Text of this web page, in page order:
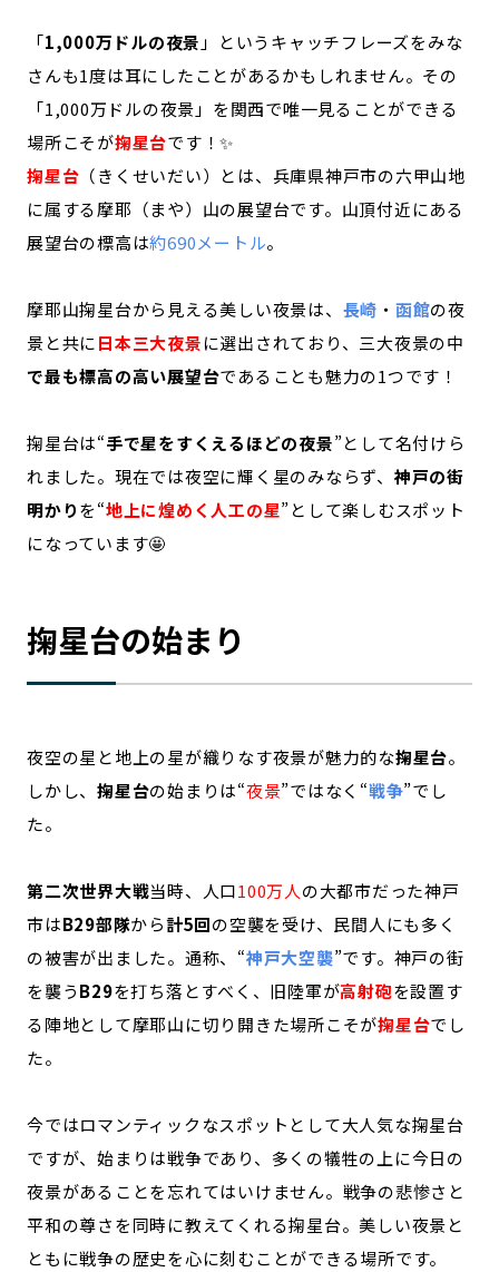
「1,000万ドルの夜景 」というキャッチフレーズをみな
さんも1度は耳にしたことがあるかもしれません。その
「1,000万ドルの夜景」を関西で唯一見ることができる
場所こそが掬星台です！✨
掬星台 （きくせいだい）とは、兵庫県神戸市の六甲山地
に属する摩耶（まや）山の展望台です。山頂付近にある
展望台の標高は約690メートル。
摩耶山掬星台から見える美しい夜景は、 長崎 ・ 函館の夜
景と共に日本三大夜景に選出されており、三大夜景の中
で最も標高の高い展望台であることも魅力の1つです！
掬星台は“手で星をすくえるほどの夜景”として名付けら
れました。現在では夜空に輝く星のみならず、 神戸の街
明かりを“地上に煌めく人工の星”として楽しむスポット
になっています🤩
掬星台の始まり
夜空の星と地上の星が織りなす夜景が魅力的な掬星台。
しかし、 掬星台の始まりは“夜景”ではなく“戦争”でし
た。
第二次世界大戦当時、人口100万人の大都市だった神戸
市はB29部隊から計5回の空襲を受け、民間人にも多く
の被害が出ました。通称、“神戸大空襲”です。神戸の街
を襲うB29を打ち落とすべく、旧陸軍が高射砲を設置す
る陣地として摩耶山に切り開きた場所こそが掬星台でし
た。
今ではロマンティックなスポットとして大人気な掬星台
ですが、始まりは戦争であり、多くの犠牲の上に今日の
夜景があることを忘れてはいけません。戦争の悲惨さと
平和の尊さを同時に教えてくれる掬星台。美しい夜景と
ともに戦争の歴史を心に刻むことができる場所です。